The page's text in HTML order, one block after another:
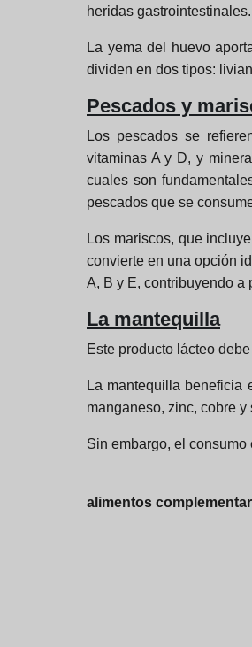
heridas
La yema del huevo
dividen en dos tipos:
Pescados y
Los pescados se
vitaminas A y D, y
cuales son
pescados que se
Los mariscos, que
convierte en una opción
A, B y E, contribuyendo a
La mantequilla
Este producto lácteo
La mantequilla beneficia
manganeso, zinc, cobre
Sin embargo, el
alimentos